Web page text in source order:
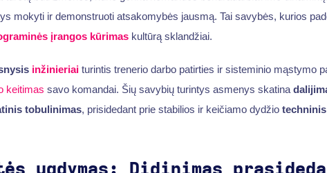
mokyti ir demonstruoti atsakomybės jausmą. Tai savybės, kurios
įrangos kūrimaskultūrą sklandžiai.
inžinieriaiturintis trenerio darbo patirties ir sisteminio mąstymo
keitimas savo komandai. Šių savybių turintys asmenys skatina
tobulinimas, prisidedant prie stabilios ir keičiamo dydžio
ugdymas: Didinimas